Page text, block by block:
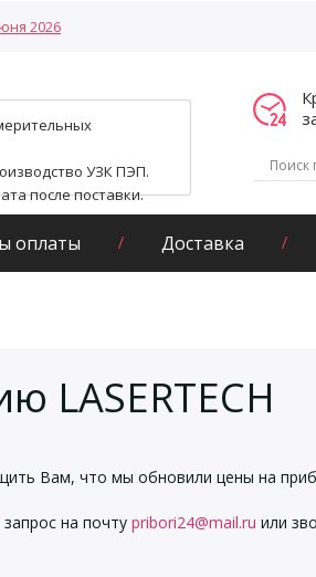
2026
УЗК ПЭП.
после поставки.
оплаты Доставка
LASERTECH
Вам, что мы обновили цены на
на почту pribori24@mail.ru или